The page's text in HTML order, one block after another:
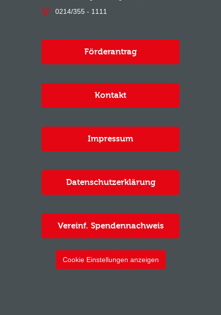
0214/355 - 1111
Förderantrag
Kontakt
Impressum
Datenschutzerklärung
Vereinf. Spendennachweis
Cookie Einstellungen anzeigen